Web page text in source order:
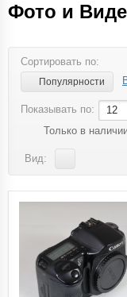
Фото и
Сортировать по:
Популярности
Показывать по:
12
Только в
Вид: